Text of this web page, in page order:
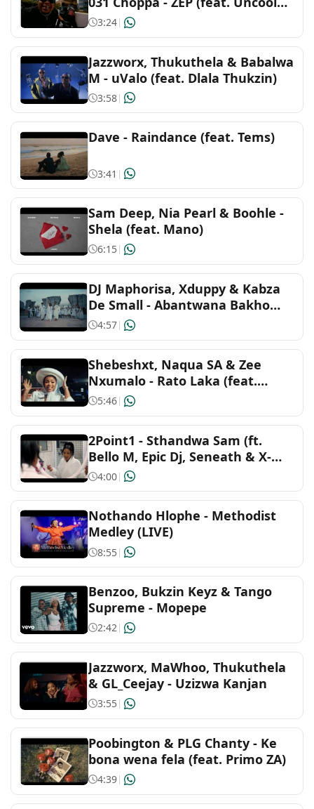
Folk and acoustic
Hip-hop
Indonesian
J-Pop
Latin
Malaysian
Mandopop & Cantopop
Metal
Pop
Reggae and caribbean
Soundtracks and musicals
Thai
MC)
3:24|
Jazzworx, Thukuthela & Babalwa
M - uValo (feat. Dlala Thukzin)
3:58|
Dave - Raindance (feat. Tems)
3:41 |
Sam Deep, Nia Pearl & Boohle -
Shela (feat. Mano)
6:15|
DJ Maphorisa, Xduppy & Kabza
De Small - Abantwana Bakho
(feat. Thatohatsi, Young Stunna
& Nkosazana Daughter)
4:57|
Shebeshxt, Naqua SA & Zee
Nxumalo - Rato Laka (feat.
Slidoo Man)
5:46|
2Point1 - Sthandwa Sam (ft.
Bello M, Epic Dj, Seneath & X-
Morizo) Official Music Video
4:00|
Nothando Hlophe - Methodist
Medley (LIVE)
8:55|
Benzoo, Bukzin Keyz & Tango
Supreme - Mopepe
2:42|
Jazzworx, MaWhoo, Thukuthela
& GL_Ceejay - Uzizwa Kanjan
3:55|
Poobington & PLG Chanty - Ke
bona wena fela (feat. Primo ZA)
4:39|